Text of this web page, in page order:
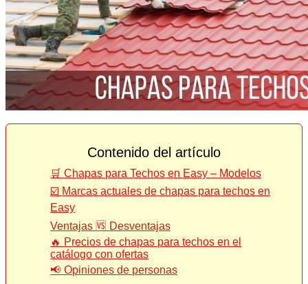
Contenido del artículo
🛒 Chapas para Techos en Easy – Modelos
☑️ Marcas actuales de chapas para techos en
Easy
Ventajas 🆚 Desventajas
🔥 Precios de chapas para techos en el
catálogo con ofertas
📢 Opiniones de personas